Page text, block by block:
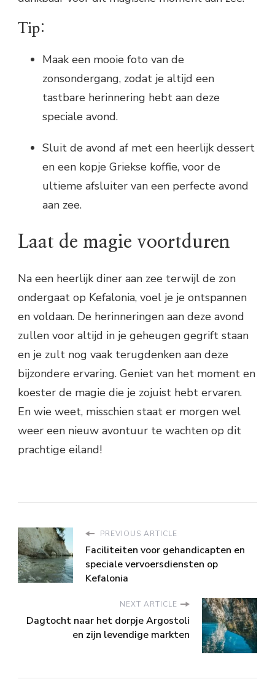
Tip:
Maak een mooie foto van de
zonsondergang, zodat je altijd een
tastbare herinnering hebt aan deze
speciale avond.
Sluit de avond af met een heerlijk dessert
en een kopje Griekse koffie, voor de
ultieme afsluiter van een perfecte avond
aan zee.
Laat de magie voortduren
Na een heerlijk diner aan zee terwijl de zon
ondergaat op Kefalonia, voel je je ontspannen
en voldaan. De herinneringen aan deze avond
zullen voor altijd in je geheugen gegrift staan
en je zult nog vaak terugdenken aan deze
bijzondere ervaring. Geniet van het moment en
koester de magie die je zojuist hebt ervaren.
En wie weet, misschien staat er morgen wel
weer een nieuw avontuur te wachten op dit
prachtige eiland!
PREVIOUS ARTICLE
Faciliteiten voor gehandicapten en
speciale vervoersdiensten op
Kefalonia
NEXT ARTICLE
Dagtocht naar het dorpje Argostoli
en zijn levendige markten